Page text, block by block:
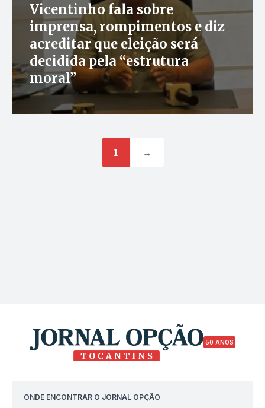
Vicentinho fala sobre
imprensa, rompimentos e diz
acreditar que eleição será
decidida pela “estrutura
moral”
1 →
50 ANOS
ONDE ENCONTRAR O JORNAL OPÇÃO